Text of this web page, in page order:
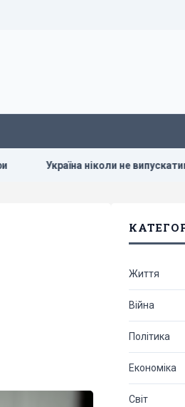
ніколи не випускатиме ракети до
Життя
Війна
Політика
Економіка
Світ